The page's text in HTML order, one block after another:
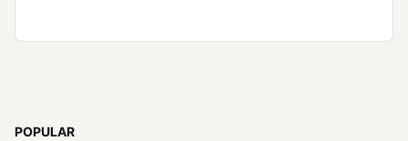
POPULAR